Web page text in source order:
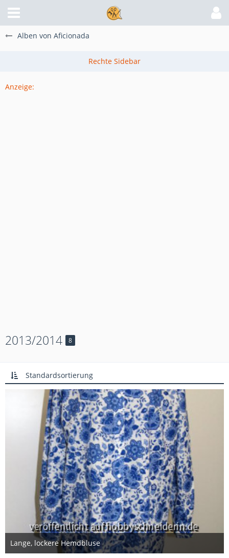
Alben von Aficionada
Anzeige:
2013/2014 8
Standardsortierung
Lange, lockere Hemdbluse
16. Juni 2013